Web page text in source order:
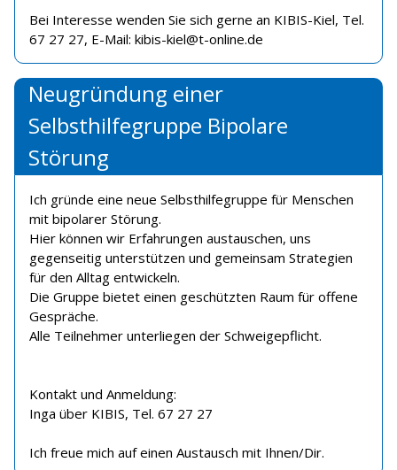
Bei Interesse wenden Sie sich gerne an KIBIS-Kiel, Tel.
67 27 27, E-Mail: kibis-kiel@t-online.de
Neugründung einer
Selbsthilfegruppe Bipolare
Störung
Ich gründe eine neue Selbsthilfegruppe für Menschen
mit bipolarer Störung.
Hier können wir Erfahrungen austauschen, uns
gegenseitig unterstützen und gemeinsam Strategien
für den Alltag entwickeln.
Die Gruppe bietet einen geschützten Raum für offene
Gespräche.
Alle Teilnehmer unterliegen der Schweigepflicht.
Kontakt und Anmeldung:
Inga über KIBIS, Tel. 67 27 27
Ich freue mich auf einen Austausch mit Ihnen/Dir.